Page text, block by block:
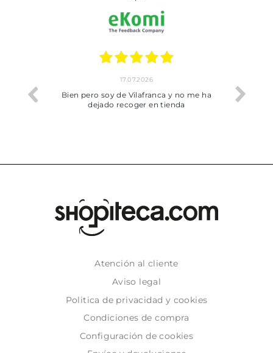
trobat
17.07.2026
Bien pero soy de Vilafranca y no me ha
dejado recoger en tienda
Atención al cliente
Aviso legal
Politica de privacidad y cookies
Condiciones de compra
Configuración de cookies